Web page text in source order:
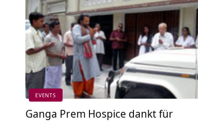
EVENTS
Ganga Prem Hospice dankt für